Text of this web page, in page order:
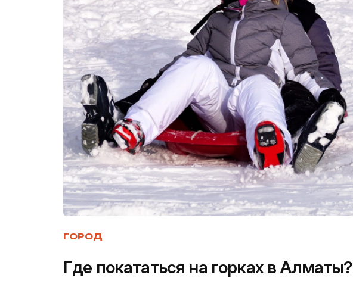
ГОРОД
Где покататься на горках в Алматы?